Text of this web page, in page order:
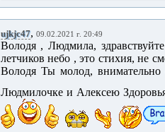
ujkjc47, 09.02.2021 г. 20:49
Володя , Людмила,
летчиков небо , это стихия, не
Володя Ты молод,
Людмилочке и Алексею